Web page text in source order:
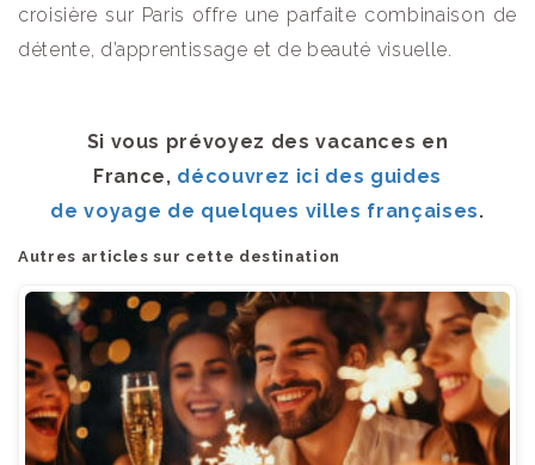
croisière sur Paris offre une parfaite combinaison de
détente, d’apprentissage et de beauté visuelle.
Si vous prévoyez des vacances en
France, découvrez ici des guides
de voyage de quelques villes françaises.
Autres articles sur cette destination